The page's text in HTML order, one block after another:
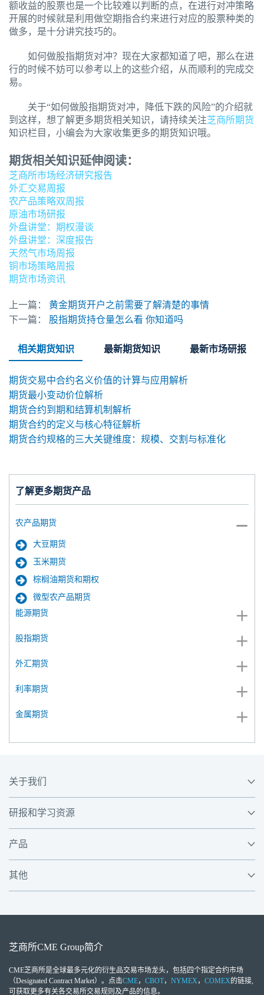
了解更多期货产品
农产品期货
大豆期货
玉米期货
棕榈油期货和期权
微型农产品期货
能源期货
股指期货
外汇期货
利率期货
金属期货
额收益的股票也是一个比较难以判断的点，在进行对冲策略
开展的时候就是利用做空期指合约来进行对应的股票种类的
做多，是十分讲究技巧的。
如何做股指期货对冲？现在大家都知道了吧，那么在进
行的时候不妨可以参考以上的这些介绍，从而顺利的完成交
易。
关于“如何做股指期货对冲，降低下跌的风险”的介绍就
到这样，想了解更多期货相关知识，请持续关注芝商所期货
知识栏目，小编会为大家收集更多的期货知识哦。
期货相关知识延伸阅读：
芝商所市场经济研究报告
外汇交易周报
农产品策略双周报
原油市场研报
外盘讲堂：期权漫谈
外盘讲堂：深度报告
天然气市场周报
铜市场策略周报
期货市场资讯
上一篇：
黄金期货开户之前需要了解清楚的事情
下一篇：
股指期货持仓量怎么看 你知道吗
相关期货知识 最新期货知识 最新市场研报
期货交易中合约名义价值的计算与应用解析
期货最小变动价位解析
期货合约到期和结算机制解析
期货合约的定义与核心特征解析
期货合约规格的三大关键维度：规模、交割与标准化
关于我们
研报和学习资源
产品
其他
芝商所CME Group简介
CME芝商所是全球最多元化的衍生品交易市场龙头，包括四个指定合约市场
（Designated Contract Market）。点击CME， CBOT， NYMEX， COMEX的链接,
可获取更多有关各交易所交易规则及产品的信息。